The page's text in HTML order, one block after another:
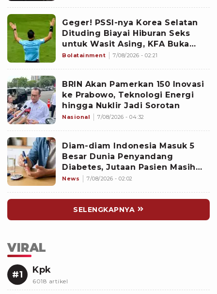
Geger! PSSI-nya Korea Selatan
Dituding Biayai Hiburan Seks
untuk Wasit Asing, KFA Buka
Suara
Bolatainment 7/08/2026 - 02:21
BRIN Akan Pamerkan 150 Inovasi
ke Prabowo, Teknologi Energi
hingga Nuklir Jadi Sorotan
Nasional 7/08/2026 - 04:32
Diam-diam Indonesia Masuk 5
Besar Dunia Penyandang
Diabetes, Jutaan Pasien Masih
Kesulitan Berobat
News 7/08/2026 - 02:02
SELENGKAPNYA
VIRAL
#1 Kpk
6018 artikel